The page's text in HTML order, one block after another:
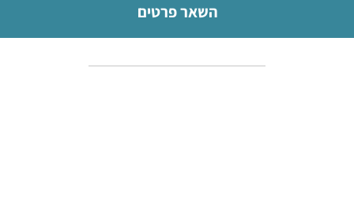
השאר פרטים